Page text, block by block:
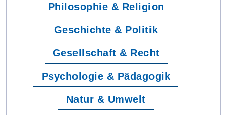
Philosophie & Religion
Geschichte & Politik
Gesellschaft & Recht
Psychologie & Pädagogik
Natur & Umwelt